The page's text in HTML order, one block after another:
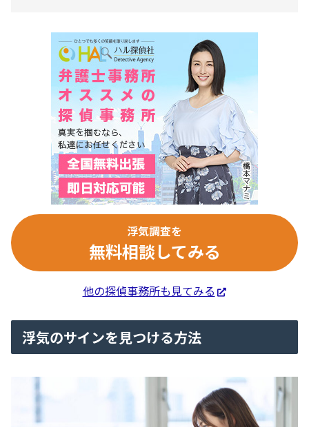
浮気調査を
無料相談してみる
他の探偵事務所も見てみる
浮気のサインを見つける方法